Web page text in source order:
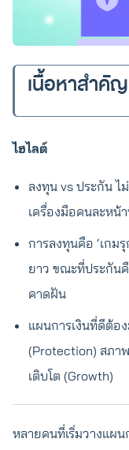
เนื้อหาสำคัญ
ไฮไลต์
ลงทุน vs ประกัน ไ
เครื่องมือคนละหน้
การลงทุนคือ ‘เกม
ยาว ขณะที่ประกันคื
คาดฝัน
แผนการเงินที่ดีต้อ
(Protection) สภา
เติบโต (Growth)
หลายคนที่เริ่มวางแผน